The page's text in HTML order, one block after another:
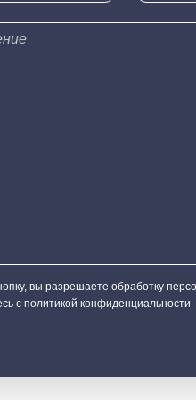
вы разрешаете обработку
с политикой конфиденциальности